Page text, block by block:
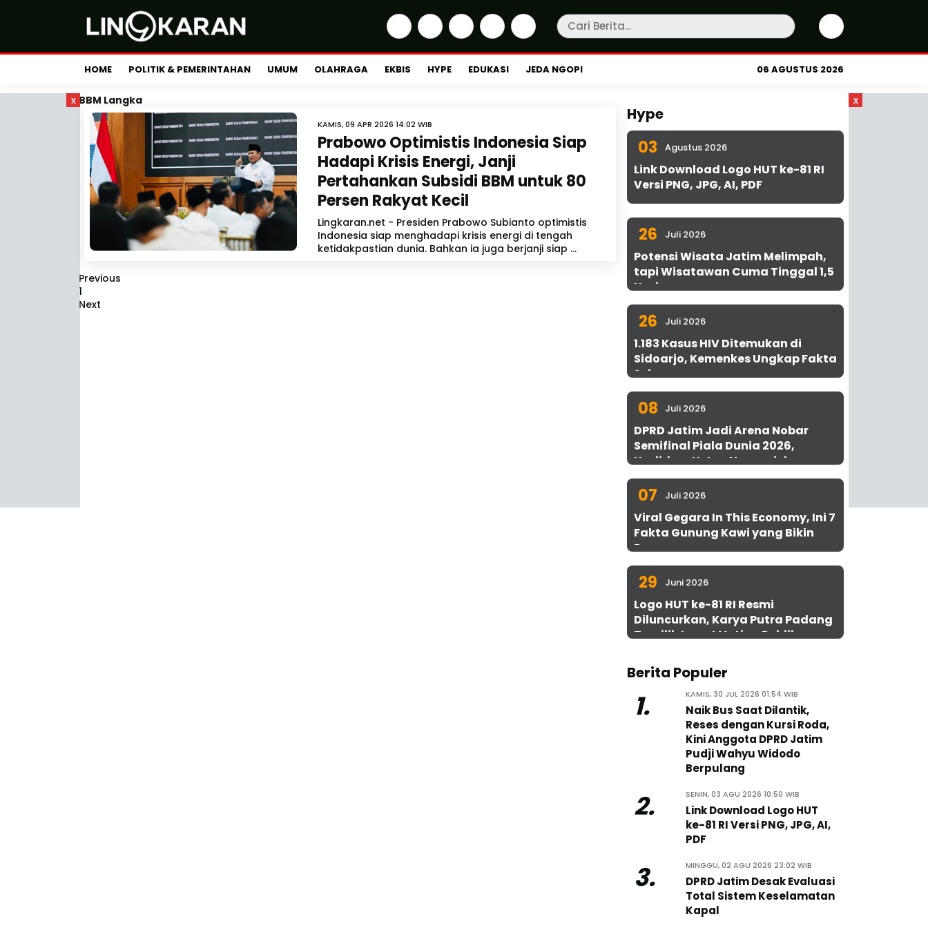
HOME POLITIK & PEMERINTAHAN UMUM OLAHRAGA EKBIS HYPE EDUKASI JEDA NGOPI 06 AGUSTUS 2026
x x
BBM Langka
KAMIS, 09 APR 2026 14:02 WIB
Prabowo Optimistis Indonesia Siap
Hadapi Krisis Energi, Janji
Pertahankan Subsidi BBM untuk 80
Persen Rakyat Kecil
Lingkaran.net - Presiden Prabowo Subianto optimistis
Indonesia siap menghadapi krisis energi di tengah
ketidakpastian dunia. Bahkan ia juga berjanji siap ...
Previous
1
Next
Hype
03 Agustus 2026
Link Download Logo HUT ke-81 RI
Versi PNG, JPG, AI, PDF
26 Juli 2026
Potensi Wisata Jatim Melimpah,
tapi Wisatawan Cuma Tinggal 1,5
Hari
26 Juli 2026
1.183 Kasus HIV Ditemukan di
Sidoarjo, Kemenkes Ungkap Fakta
Sebenarnya
08 Juli 2026
DPRD Jatim Jadi Arena Nobar
Semifinal Piala Dunia 2026,
Hadirkan Uston Nawawi dan
UMKM Gratis untuk 1.000 Warga
07 Juli 2026
Viral Gegara In This Economy, Ini 7
Fakta Gunung Kawi yang Bikin
Penasaran
29 Juni 2026
Logo HUT ke-81 RI Resmi
Diluncurkan, Karya Putra Padang
Terpilih Lewat Voting Publik
Berita Populer
1. KAMIS, 30 JUL 2026 01:54 WIB
Naik Bus Saat Dilantik,
Reses dengan Kursi Roda,
Kini Anggota DPRD Jatim
Pudji Wahyu Widodo
Berpulang
2. SENIN, 03 AGU 2026 10:50 WIB
Link Download Logo HUT
ke-81 RI Versi PNG, JPG, AI,
PDF
3. MINGGU, 02 AGU 2026 23:02 WIB
DPRD Jatim Desak Evaluasi
Total Sistem Keselamatan
Kapal